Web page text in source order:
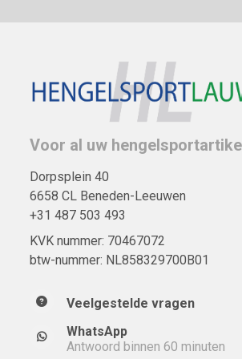
Voor al uw
Dorpsplein 40
6658 CL Beneden-Leeuwen
+31 487 503 493
KVK nummer: 70467072
btw-nummer: NL858329700B01
Veelgestelde vragen
WhatsApp
Antwoord binnen 60 minuten